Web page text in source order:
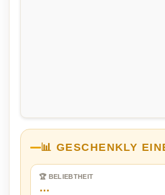
📊 GESCHENKLY
🏆 BELIEBTHEIT
…